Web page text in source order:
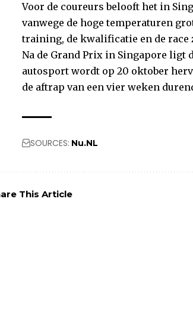
Voor de coureurs belooft het in
vanwege de hoge temperaturen
training, de kwalificatie en de
Na de Grand Prix in Singapore ligt
autosport wordt op 20 oktober
de aftrap van een vier weken
SOURCES: Nu.NL
This Article